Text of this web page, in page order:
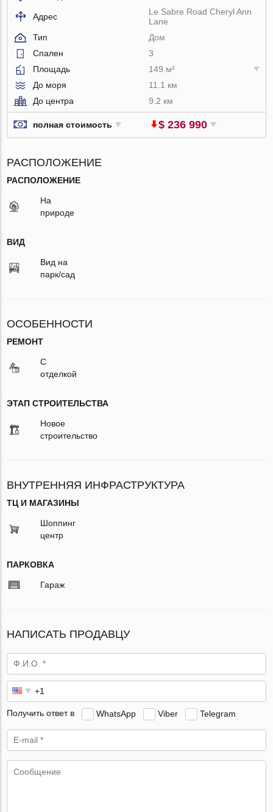
Адрес
Le Sabre Road Cheryl Ann
Lane
Тип
Дом
Спален
3
Площадь
149 м²
До моря
11.1 км
До центра
9.2 км
полная стоимость $ 236 990
РАСПОЛОЖЕНИЕ
РАСПОЛОЖЕНИЕ
На
природе
ВИД
Вид на
парк/сад
ОСОБЕННОСТИ
РЕМОНТ
С
отделкой
ЭТАП СТРОИТЕЛЬСТВА
Новое
строительство
ВНУТРЕННЯЯ ИНФРАСТРУКТУРА
ТЦ И МАГАЗИНЫ
Шоппинг
центр
ПАРКОВКА
Гараж
НАПИСАТЬ ПРОДАВЦУ
Получить ответ в WhatsApp Viber Telegram